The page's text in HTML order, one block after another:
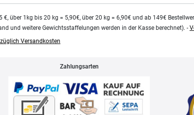
über 1kg bis 20 kg = 5,90€, über 20 kg = 6,90€ und ab 149€
und weitere Gewichtsstaffelungen werden in der Kasse berechnet). -
Versandkosten
Zahlungsarten